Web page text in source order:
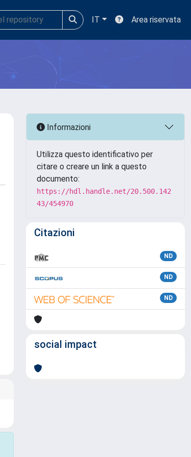
IT Area riservata
Informazioni
Utilizza questo identificativo per
citare o creare un link a questo
documento:
https://hdl.handle.net/20.500.142
43/454970
Citazioni
ND
ND
ND
social impact